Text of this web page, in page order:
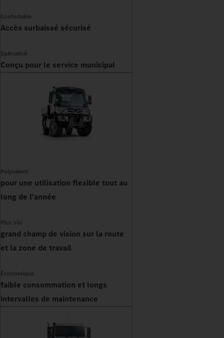
Confortable
Accès surbaissé sécurisé
Spécialisé
Conçu pour le service municipal
Polyvalent
pour une utilisation flexible tout au
long de l'année
Plus sûr
grand champ de vision sur la route
et la zone de travail
Économique
faible consommation et longs
intervalles de maintenance